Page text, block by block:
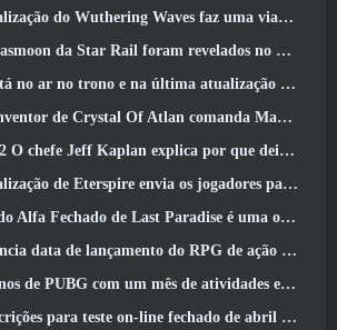
do Wuthering Waves faz uma viagem ao “lado negro”
da Star Rail foram revelados no 4.1 Programa Especial
ar no trono e na última atualização do Liberty
de Crystal Of Atlan comanda Magitech Mechs em batalha
Jeff Kaplan explica por que deixou a Blizzard
de Eterspire envia os jogadores para as minas anãs
de Last Paradise é uma obra de arte pequena, mas aterrorizante
do RPG de ação para domar monstros Mongil: Mergulho nas Estrelas
de PUBG com um mês de atividades especiais
teste on-line fechado de abril do MapleStory Classic World